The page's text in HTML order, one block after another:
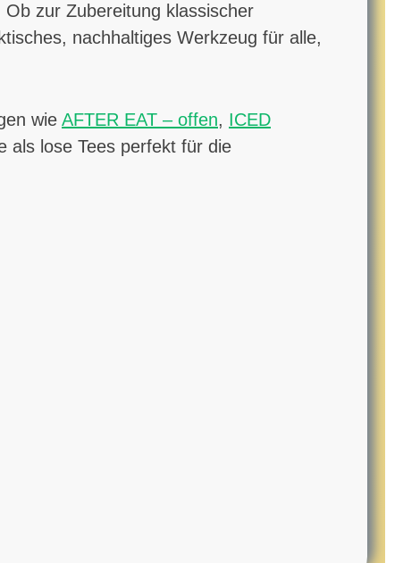
zur Zubereitung klassischer
nachhaltiges Werkzeug für alle,
wie AFTER EAT – offen, ICED
als lose Tees perfekt für die